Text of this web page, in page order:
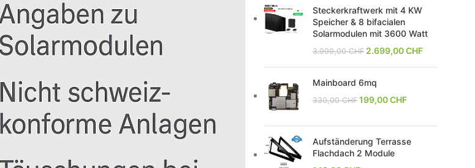
Steckerkraftwerk mit 4 KW
Speicher & 8 bifacialen
Solarmodulen mit 3600 Watt
3.999,00CHF 2.699,00CHF
Mainboard 6mq
330,00CHF 199,00CHF
Aufständerung Terrasse
Flachdach 2 Module